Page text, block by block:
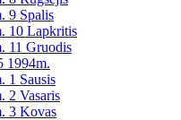
9 Spalis
10 Lapkritis
11 Gruodis
1994m.
1 Sausis
2 Vasaris
3 Kovas